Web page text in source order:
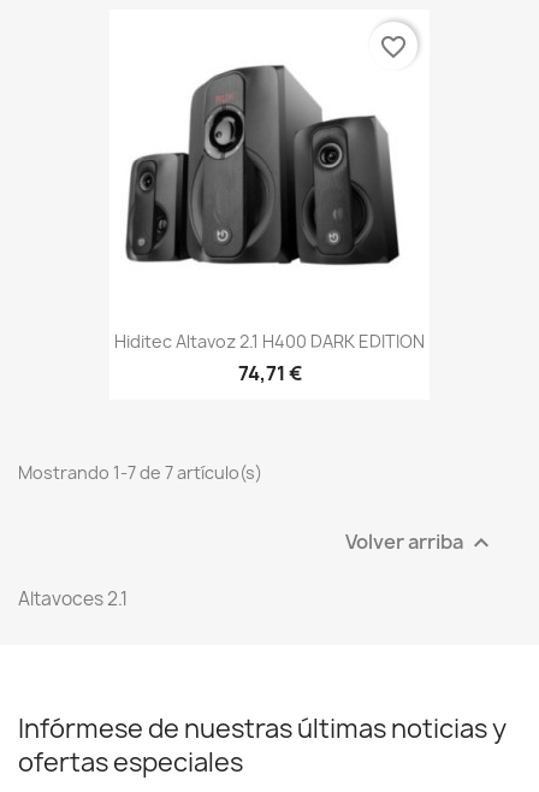
Hiditec Altavoz 2.1 H400 DARK EDITION
74,71 €
favorite_border
Mostrando 1-7 de 7 artículo(s)
Volver arriba 
Altavoces 2.1
Infórmese de nuestras últimas noticias y
ofertas especiales